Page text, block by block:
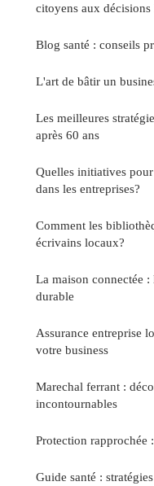
citoyens aux décisions
Blog santé : conseils
L'art de bâtir un
Les meilleures
après 60 ans
Quelles initiatives
dans les entreprises?
Comment les
écrivains locaux?
La maison connectée
durable
Assurance entreprise
votre business
Marechal ferrant :
incontournables
Protection rapprochée
Guide santé :